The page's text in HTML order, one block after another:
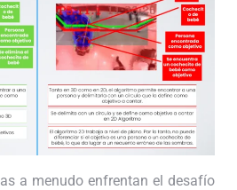
a menudo enfrentan el desafío